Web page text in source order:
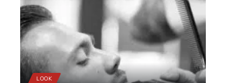
LOOK